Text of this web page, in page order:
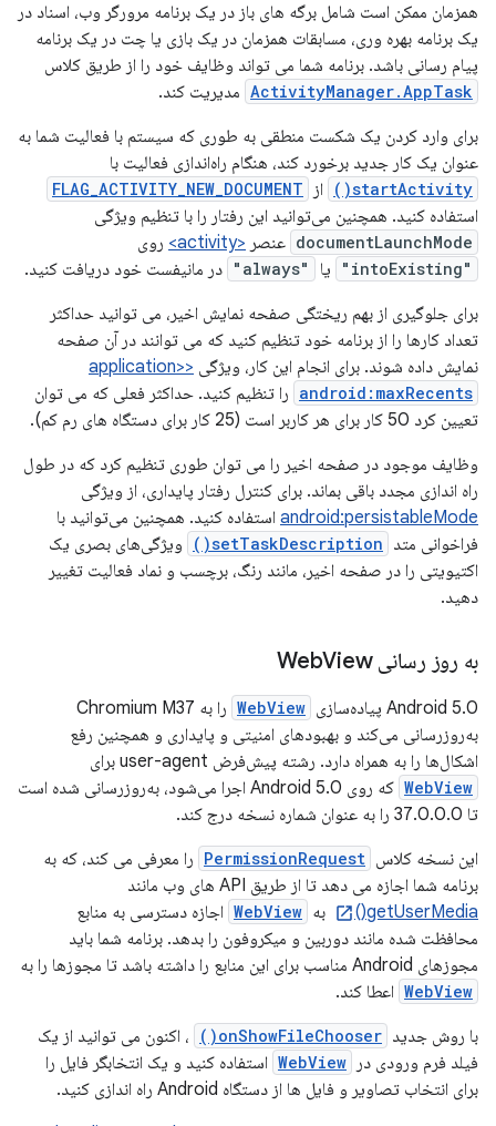
همزمان ممکن است شامل برگه های باز در یک برنامه مرورگر وب، اسناد در
یک برنامه بهره وری، مسابقات همزمان در یک بازی یا چت در یک برنامه
پیام رسانی باشد. برنامه شما می تواند وظایف خود را از طریق کلاس
ActivityManager.AppTask مدیریت کند.
برای وارد کردن یک شکست منطقی به طوری که سیستم با فعالیت شما به
عنوان یک کار جدید برخورد کند، هنگام راه‌اندازی فعالیت با
startActivity() از FLAG_ACTIVITY_NEW_DOCUMENT
استفاده کنید. همچنین می‌توانید این رفتار را با تنظیم ویژگی
documentLaunchMode عنصر <activity> روی
"intoExisting" یا "always"
در مانیفست خود دریافت کنید.
برای جلوگیری از بهم ریختگی صفحه نمایش اخیر، می توانید حداکثر
تعداد کارها را از برنامه خود تنظیم کنید که می توانند در آن صفحه
نمایش داده شوند. برای انجام این کار، ویژگی <application>
android:maxRecents را تنظیم کنید. حداکثر فعلی که می توان
تعیین کرد 50 کار برای هر کاربر است (25 کار برای دستگاه های رم کم).
وظایف موجود در صفحه اخیر را می توان طوری تنظیم کرد که در طول
راه اندازی مجدد باقی بماند. برای کنترل رفتار پایداری، از ویژگی
android:persistableMode استفاده کنید. همچنین می‌توانید با
فراخوانی متد setTaskDescription()
ویژگی‌های بصری یک
اکتیویتی را در صفحه اخیر، مانند رنگ، برچسب و نماد فعالیت تغییر
دهید.
به روز رسانی WebView
Android 5.0 پیاده‌سازی WebView
را به Chromium M37
به‌روزرسانی می‌کند و بهبودهای امنیتی و پایداری و همچنین رفع
اشکال‌ها را به همراه دارد. رشته پیش‌فرض user-agent برای
WebView
که روی Android 5.0 اجرا می‌شود، به‌روزرسانی شده است
تا 37.0.0.0 را به عنوان شماره نسخه درج کند.
این نسخه کلاس PermissionRequest را معرفی می کند، که به
برنامه شما اجازه می دهد تا از طریق API های وب مانند
getUserMedia()
به WebView اجازه دسترسی به منابع
محافظت شده مانند دوربین و میکروفون را بدهد. برنامه شما باید
مجوزهای Android مناسب برای این منابع را داشته باشد تا مجوزها را به
WebView اعطا کند.
با روش جدید onShowFileChooser()
، اکنون می توانید از یک
فیلد فرم ورودی در
WebView استفاده کنید و یک انتخابگر فایل را
برای انتخاب تصاویر و فایل ها از دستگاه Android راه اندازی کنید.